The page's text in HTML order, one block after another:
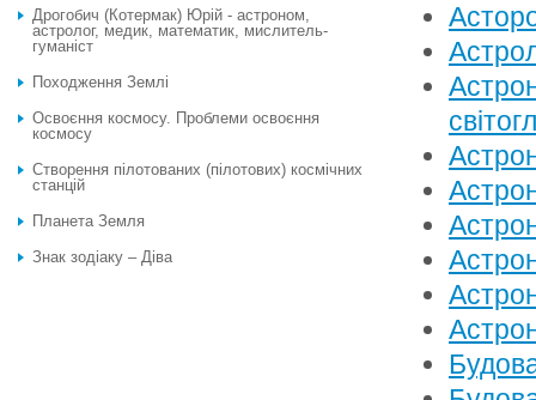
Дрогобич (Котермак) Юрій - астроном,
астролог, медик, математик, мислитель-
гуманіст
Походження Землі
Освоєння космосу. Проблеми освоєння
космосу
Створення пілотованих (пілотових) космічних
станцій
Планета Земля
Знак зодіаку – Діва